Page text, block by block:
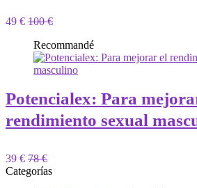
49 € 100 €
Recommandé
Potencialex: Para
rendimiento sexual
39 € 78 €
Categorías